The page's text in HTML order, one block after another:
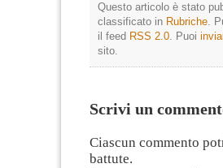
Questo articolo è stato
classificato in Rubriche.
il feed RSS 2.0. Puoi
sito.
Scrivi un
Ciascun commento
battute.